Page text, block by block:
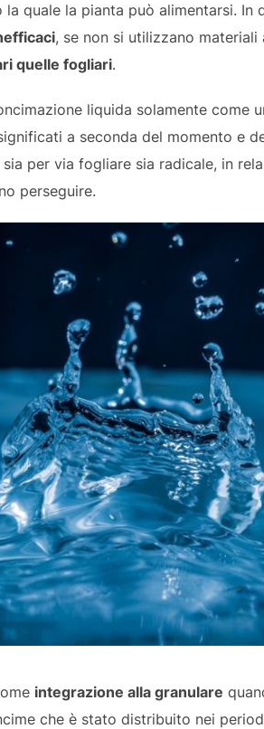
la quale la pianta può alimentarsi.
, se non si utilizzano
quelle fogliari.
liquida solamente come
a seconda del momento e
per via fogliare sia radicale, in
perseguire.
integrazione alla granulare
che è stato distribuito nei